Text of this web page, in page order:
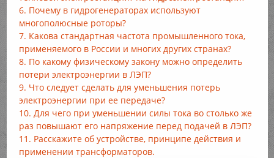
6. Почему в гидрогенераторах используют
многополюсные роторы?
7. Какова стандартная частота промышленного тока,
применяемого в России и многих других странах?
8. По какому физическому закону можно определить
потери электроэнергии в ЛЭП?
9. Что следует сделать для уменьшения потерь
электроэнергии при ее передаче?
10. Для чего при уменьшении силы тока во столько же
раз повышают его напряжение перед подачей в ЛЭП?
11. Расскажите об устройстве, принципе действия и
применении трансформаторов.